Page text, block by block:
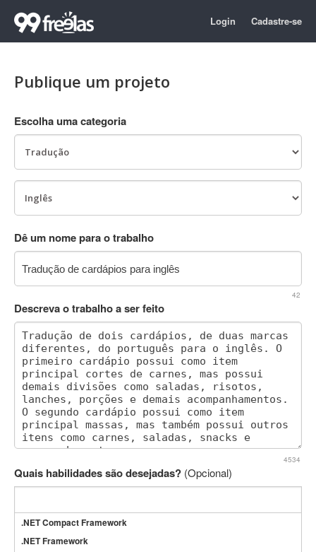
Login Cadastre-se
Publique um projeto
Escolha uma categoria
Dê um nome para o trabalho
42
Descreva o trabalho a ser feito
4534
Quais habilidades são desejadas? (Opcional)
.NET Compact Framework
.NET Framework